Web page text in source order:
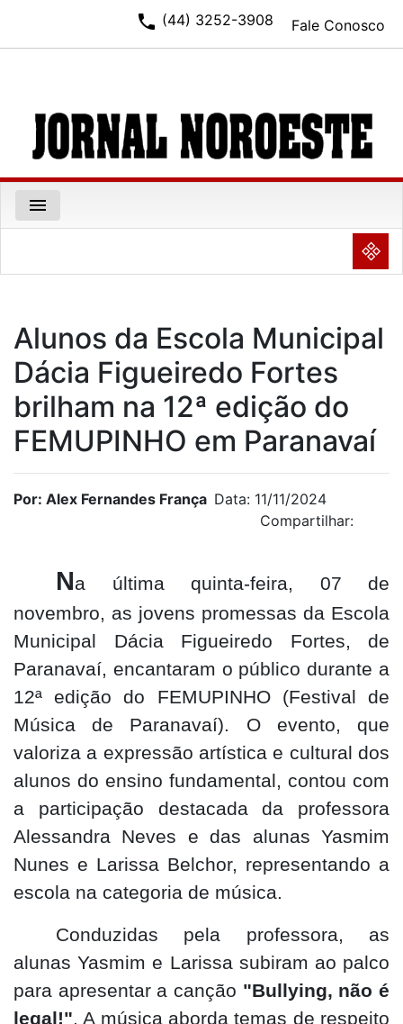
Fale Conosco
phone (44) 3252-3908
menu
NULL
Alunos da Escola Municipal
Dácia Figueiredo Fortes
brilham na 12ª edição do
FEMUPINHO em Paranavaí
Por: Alex Fernandes França Data: 11/11/2024
Compartilhar:
Na última quinta-feira, 07 de
novembro, as jovens promessas da Escola
Municipal Dácia Figueiredo Fortes, de
Paranavaí, encantaram o público durante a
12ª edição do FEMUPINHO (Festival de
Música de Paranavaí). O evento, que
valoriza a expressão artística e cultural dos
alunos do ensino fundamental, contou com
a participação destacada da professora
Alessandra Neves e das alunas Yasmim
Nunes e Larissa Belchor, representando a
escola na categoria de música.
Conduzidas pela professora, as
alunas Yasmim e Larissa subiram ao palco
para apresentar a canção "Bullying, não é
legal!". A música aborda temas de respeito